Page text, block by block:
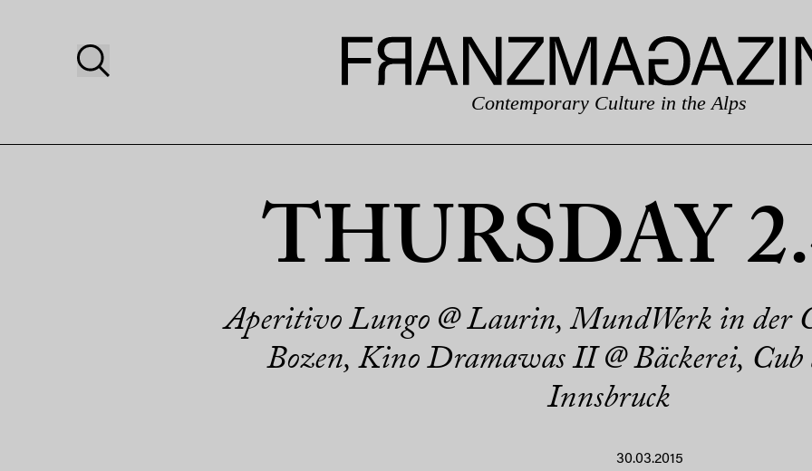
Contemporary Culture in the Alps
THURSDAY
Aperitivo Lungo @ Laurin, MundWerk in der
Bozen, Kino Dramawas II @ Bäckerei,
Innsbruck
30.03.2015